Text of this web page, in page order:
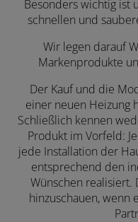
Besonders wichtig ist
schnellen und
Wir legen darauf
Markenprodukte
Der Kauf und die
einer neuen Heizung
Schließlich kennen
Produkt im Vorfeld:
jede Installation der
entsprechend den
Wünschen realisiert.
hinzuschauen, wenn